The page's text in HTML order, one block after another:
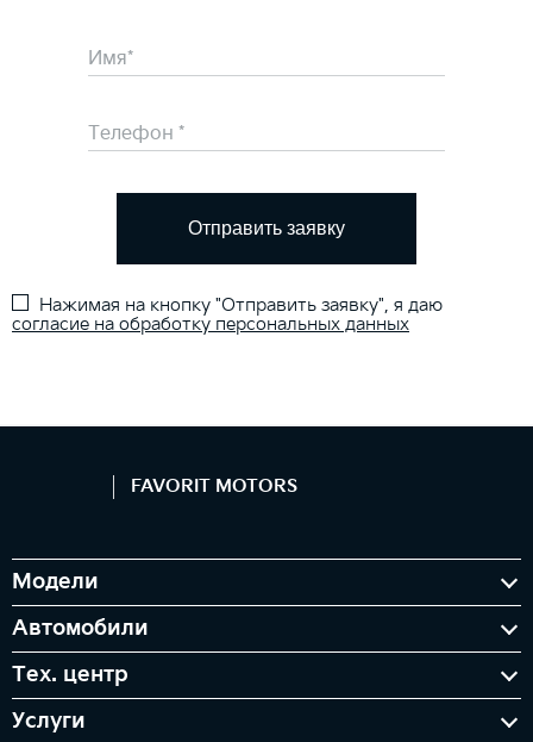
Отправить заявку
Нажимая на кнопку "Отправить заявку", я даю
согласие на обработку персональных данных
FAVORIT MOTORS
Модели
Автомобили
Тех. центр
Услуги